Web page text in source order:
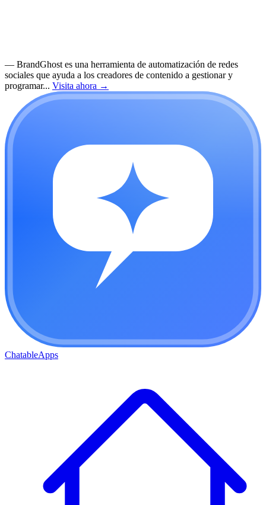
— BrandGhost es una herramienta de automatización de redes
sociales que ayuda a los creadores de contenido a gestionar y
programar... Visita ahora →
ChatableApps